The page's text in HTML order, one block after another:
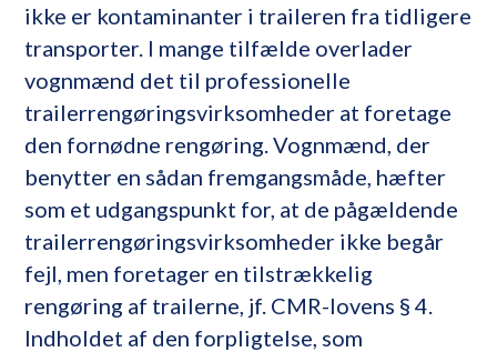
ikke er kontaminanter i traileren fra tidligere
transporter. I mange tilfælde overlader
vognmænd det til professionelle
trailerrengøringsvirksomheder at foretage
den fornødne rengøring. Vognmænd, der
benytter en sådan fremgangsmåde, hæfter
som et udgangspunkt for, at de pågældende
trailerrengøringsvirksomheder ikke begår
fejl, men foretager en tilstrækkelig
rengøring af trailerne, jf. CMR-lovens § 4.
Indholdet af den forpligtelse, som